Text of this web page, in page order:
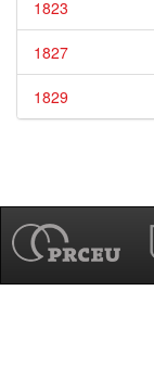
1823
1827
1829